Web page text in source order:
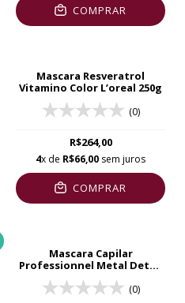
COMPRAR
Mascara Resveratrol
Vitamino Color L’oreal 250g
(0)
R$264,00
4x de R$66,00 sem juros
COMPRAR
Mascara Capilar
Professionnel Metal Detox
L’Oreal 250g
(0)